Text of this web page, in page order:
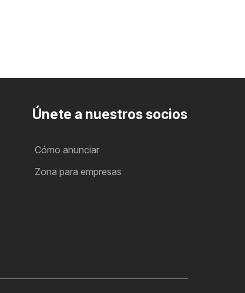
Únete a nuestros socios
Cómo anunciar
Zona para empresas